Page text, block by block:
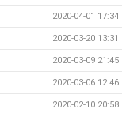
2020-04-01 17:34
2020-03-20 13:31
2020-03-09 21:45
2020-03-06 12:46
2020-02-10 20:58